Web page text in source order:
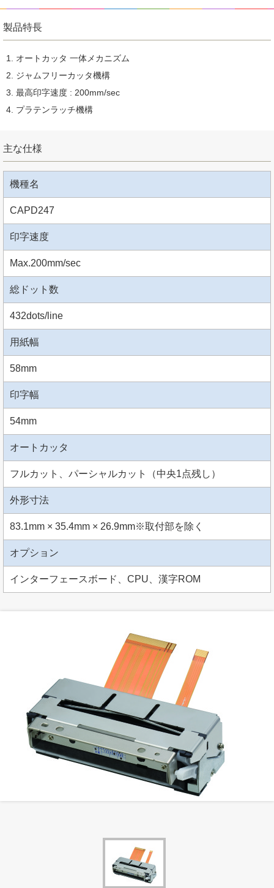
製品特長
オートカッタ 一体メカニズム
ジャムフリーカッタ機構
最高印字速度 : 200mm/sec
プラテンラッチ機構
主な仕様
機種名
CAPD247
印字速度
Max.200mm/sec
総ドット数
432dots/line
用紙幅
58mm
印字幅
54mm
オートカッタ
フルカット、パーシャルカット（中央1点残し）
外形寸法
83.1mm × 35.4mm × 26.9mm※取付部を除く
オプション
インターフェースボード、CPU、漢字ROM